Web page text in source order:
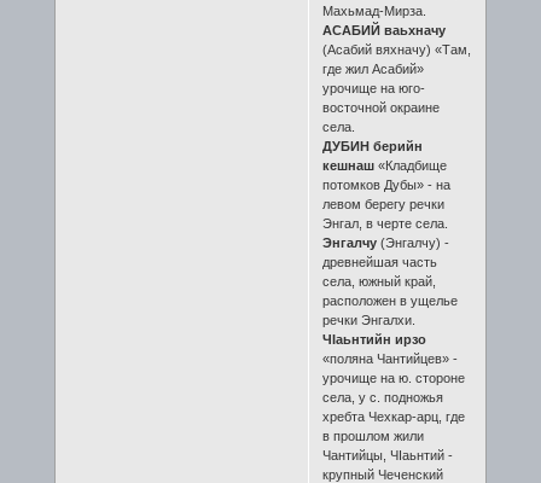
Махьмад-Мирза.
АСАБИЙ ваьхначу
(Асабий вяхначу) «Там,
где жил Асабий»
урочище на юго-
восточной окраине
села.
ДУБИН берийн
кешнаш «Кладбище
потомков Дубы» - на
левом берегу речки
Энгал, в черте села.
Энгалчу(Энгалчу) -
древнейшая часть
села, южный край,
расположен в ущелье
речки Энгалхи.
ЧIаьнтийн ирзо
«поляна Чантийцев» -
урочище на ю. стороне
села, у с. подножья
хребта Чехкар-арц, где
в прошлом жили
Чантийцы, ЧIаьнтий -
крупный Чеченский